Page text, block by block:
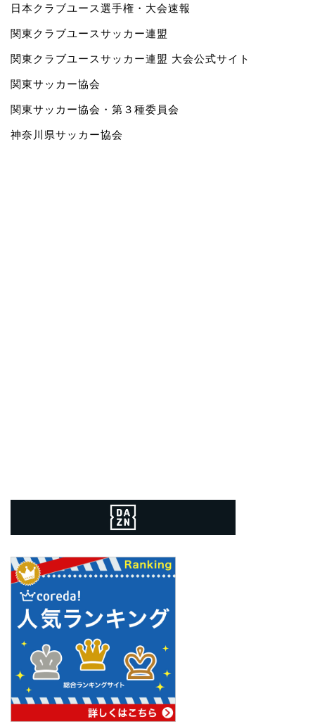
日本クラブユース選手権・大会速報
関東クラブユースサッカー連盟
関東クラブユースサッカー連盟 大会公式サイト
関東サッカー協会
関東サッカー協会・第３種委員会
神奈川県サッカー協会